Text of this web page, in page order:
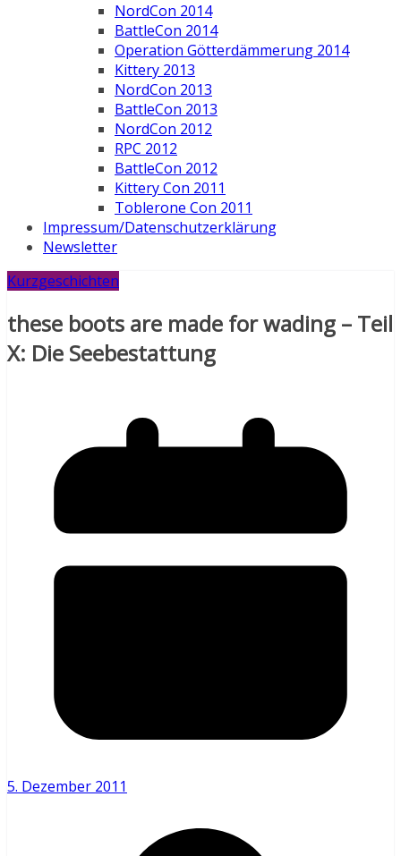
NordCon 2014
BattleCon 2014
Operation Götterdämmerung 2014
Kittery 2013
NordCon 2013
BattleCon 2013
NordCon 2012
RPC 2012
BattleCon 2012
Kittery Con 2011
Toblerone Con 2011
Impressum/Datenschutzerklärung
Newsletter
Kurzgeschichten
these boots are made for wading – Teil
X: Die Seebestattung
5. Dezember 2011